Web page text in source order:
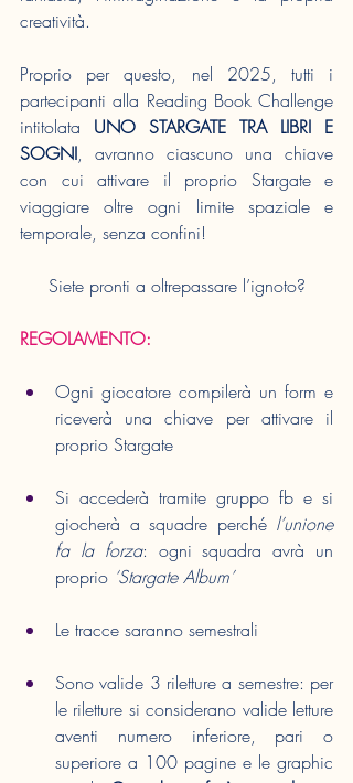
creatività.
Proprio per questo, nel 2025, tutti i
partecipanti alla Reading Book Challenge
intitolata UNO STARGATE TRA LIBRI E
SOGNI, avranno ciascuno una chiave
con cui attivare il proprio Stargate e
viaggiare oltre ogni limite spaziale e
temporale, senza confini!
Siete pronti a oltrepassare l’ignoto?
REGOLAMENTO:
Ogni giocatore compilerà un form e
riceverà una chiave per attivare il
proprio Stargate
Si accederà tramite gruppo fb e si
giocherà a squadre perché l’unione
fa la forza: ogni squadra avrà un
proprio ‘Stargate Album’
Le tracce saranno semestrali
Sono valide 3 riletture a semestre: per
le riletture si considerano valide letture
aventi numero inferiore, pari o
superiore a 100 pagine e le graphic